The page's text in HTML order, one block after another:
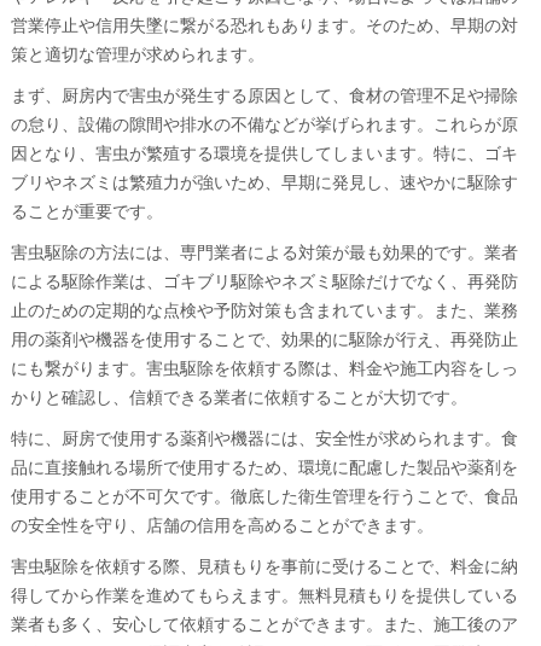
営業停止や信用失墜に繋がる恐れもあります。そのため、早期の対
策と適切な管理が求められます。
まず、厨房内で害虫が発生する原因として、食材の管理不足や掃除
の怠り、設備の隙間や排水の不備などが挙げられます。これらが原
因となり、害虫が繁殖する環境を提供してしまいます。特に、ゴキ
ブリやネズミは繁殖力が強いため、早期に発見し、速やかに駆除す
ることが重要です。
害虫駆除の方法には、専門業者による対策が最も効果的です。業者
による駆除作業は、ゴキブリ駆除やネズミ駆除だけでなく、再発防
止のための定期的な点検や予防対策も含まれています。また、業務
用の薬剤や機器を使用することで、効果的に駆除が行え、再発防止
にも繋がります。害虫駆除を依頼する際は、料金や施工内容をしっ
かりと確認し、信頼できる業者に依頼することが大切です。
特に、厨房で使用する薬剤や機器には、安全性が求められます。食
品に直接触れる場所で使用するため、環境に配慮した製品や薬剤を
使用することが不可欠です。徹底した衛生管理を行うことで、食品
の安全性を守り、店舗の信用を高めることができます。
害虫駆除を依頼する際、見積もりを事前に受けることで、料金に納
得してから作業を進めてもらえます。無料見積もりを提供している
業者も多く、安心して依頼することができます。また、施工後のア